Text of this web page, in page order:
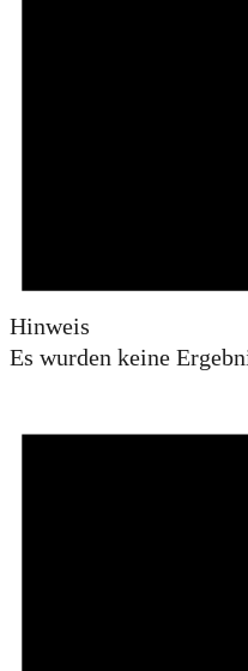
Hinweis
Es wurden keine